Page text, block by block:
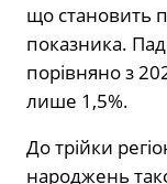
що становить
показника.
порівняно з
лише 1,5%.
До трійки
народжень